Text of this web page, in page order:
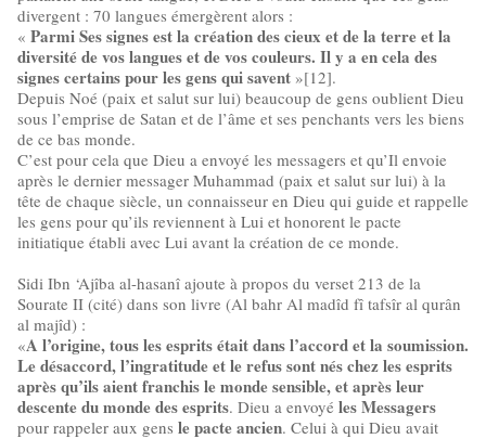
divergent : 70 langues émergèrent alors :
« Parmi Ses signes est la création des cieux et de la terre et la
diversité de vos langues et de vos couleurs. Il y a en cela des
signes certains pour les gens qui savent »[12].
Depuis Noé (paix et salut sur lui) beaucoup de gens oublient Dieu
sous l’emprise de Satan et de l’âme et ses penchants vers les biens
de ce bas monde.
C’est pour cela que Dieu a envoyé les messagers et qu’Il envoie
après le dernier messager Muhammad (paix et salut sur lui) à la
tête de chaque siècle, un connaisseur en Dieu qui guide et rappelle
les gens pour qu’ils reviennent à Lui et honorent le pacte
initiatique établi avec Lui avant la création de ce monde.
Sidi Ibn ‘Ajîba al-hasanî ajoute à propos du verset 213 de la
Sourate II (cité) dans son livre (Al bahr Al madîd fî tafsîr al qurân
al majîd) :
«A l’origine, tous les esprits était dans l’accord et la soumission.
Le désaccord, l’ingratitude et le refus sont nés chez les esprits
après qu’ils aient franchis le monde sensible, et après leur
descente du monde des esprits. Dieu a envoyé les Messagers
pour rappeler aux gens le pacte ancien. Celui à qui Dieu avait